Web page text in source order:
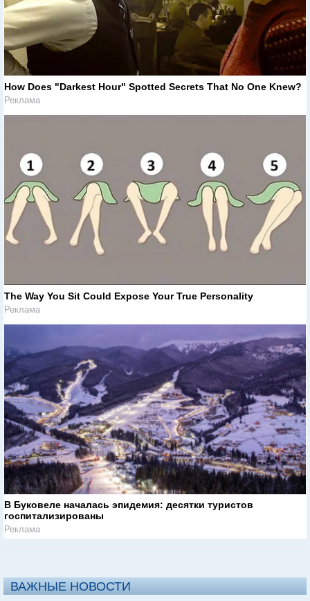
How Does "Darkest Hour" Spotted Secrets That No One Knew?
Реклама
The Way You Sit Could Expose Your True Personality
Реклама
В Буковеле началась эпидемия: десятки туристов
госпитализированы
Реклама
ВАЖНЫЕ НОВОСТИ